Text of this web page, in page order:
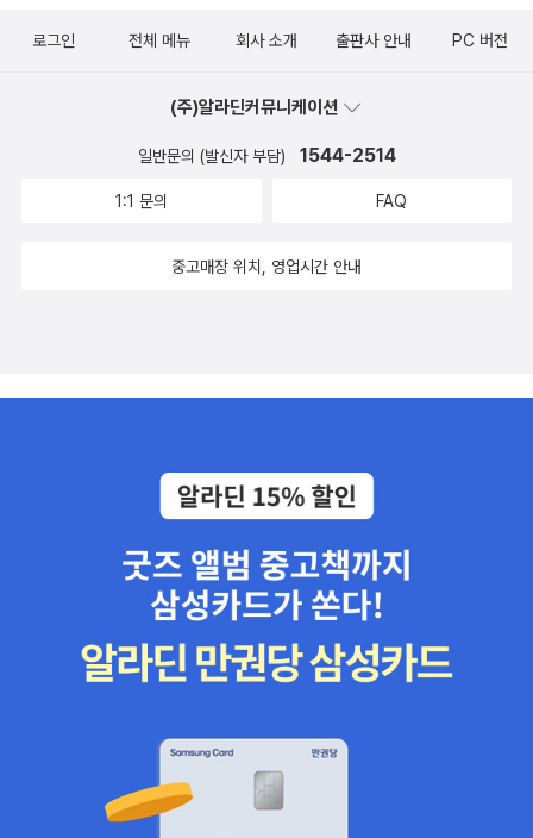
로그인 전체 메뉴 회사 소개 출판사 안내 PC 버전
(주)알라딘커뮤니케이션
일반문의 (발신자 부담) 1544-2514
1:1 문의 FAQ
중고매장 위치, 영업시간 안내